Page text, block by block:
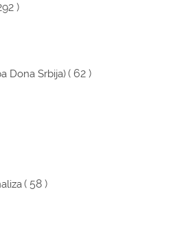
)
Dona Srbija)( 62 )
( 58 )